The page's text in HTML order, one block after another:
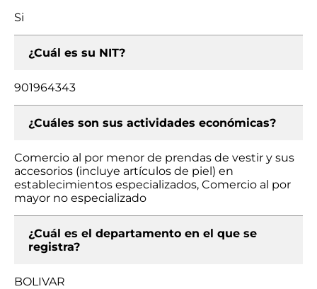
Si
¿Cuál es su NIT?
901964343
¿Cuáles son sus actividades económicas?
Comercio al por menor de prendas de vestir y sus
accesorios (incluye artículos de piel) en
establecimientos especializados, Comercio al por
mayor no especializado
¿Cuál es el departamento en el que se
registra?
BOLIVAR